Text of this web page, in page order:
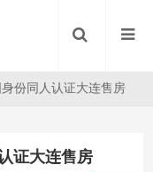
份同人认证大连售房
证大连售房